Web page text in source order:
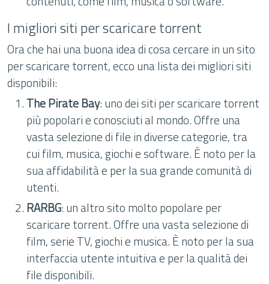
I migliori siti per scaricare torrent
Ora che hai una buona idea di cosa cercare in un sito
per scaricare torrent, ecco una lista dei migliori siti
disponibili:
The Pirate Bay: uno dei siti per scaricare torrent
più popolari e conosciuti al mondo. Offre una
vasta selezione di file in diverse categorie, tra
cui film, musica, giochi e software. È noto per la
sua affidabilità e per la sua grande comunità di
utenti.
RARBG: un altro sito molto popolare per
scaricare torrent. Offre una vasta selezione di
film, serie TV, giochi e musica. È noto per la sua
interfaccia utente intuitiva e per la qualità dei
file disponibili.